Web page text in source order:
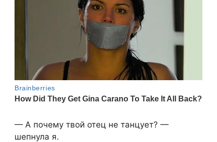
— А почему твой отец не танцует? —
шепнула я.